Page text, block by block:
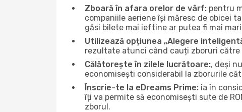
Zboară în afara orelor de vârf: pentru
companiile aeriene își măresc de obicei
găsi bilete mai ieftine ar putea fi mai
Utilizează opțiunea „Alegere
rezultate atunci când cauți zboruri către
Călătorește în zilele lucrătoare:, deși
economisești considerabil la zborurile
Înscrie-te la eDreams Prime: ia în
îți va permite să economisești sute de
zborul.